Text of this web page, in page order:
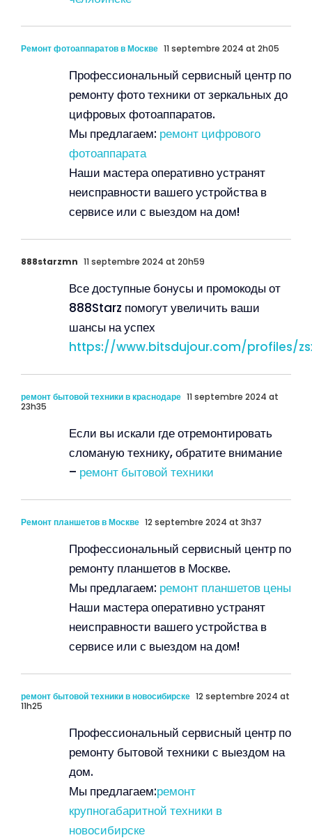
Ремонт фотоаппаратов в Москве 11 septembre 2024 at 2h05
Профессиональный сервисный центр по
ремонту фото техники от зеркальных до
цифровых фотоаппаратов.
Мы предлагаем: ремонт цифрового
фотоаппарата
Наши мастера оперативно устранят
неисправности вашего устройства в
сервисе или с выездом на дом!
888starzmn 11 septembre 2024 at 20h59
Все доступные бонусы и промокоды от
888Starz помогут увеличить ваши
шансы на успех
https://www.bitsdujour.com/profiles/
ремонт бытовой техники в краснодаре 11 septembre 2024 at
23h35
Если вы искали где отремонтировать
сломаную технику, обратите внимание
– ремонт бытовой техники
Ремонт планшетов в Москве 12 septembre 2024 at 3h37
Профессиональный сервисный центр по
ремонту планшетов в Москве.
Мы предлагаем: ремонт планшетов цены
Наши мастера оперативно устранят
неисправности вашего устройства в
сервисе или с выездом на дом!
ремонт бытовой техники в новосибирске 12 septembre 2024 at
11h25
Профессиональный сервисный центр по
ремонту бытовой техники с выездом на
дом.
Мы предлагаем:ремонт
крупногабаритной техники в
новосибирске